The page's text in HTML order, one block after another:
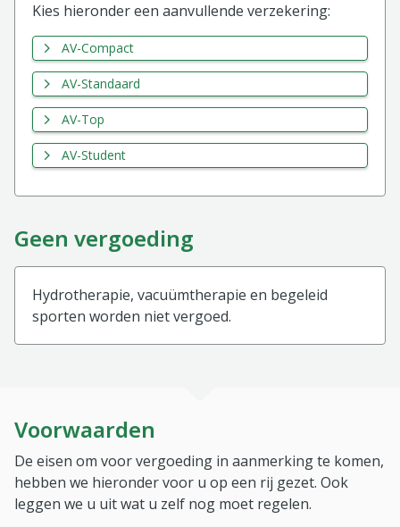
Kies hieronder een aanvullende verzekering:
AV-Compact
AV-Standaard
AV-Top
AV-Student
Geen vergoeding
Hydrotherapie, vacuümtherapie en begeleid
sporten worden niet vergoed.
Voorwaarden
De eisen om voor vergoeding in aanmerking te komen,
hebben we hieronder voor u op een rij gezet. Ook
leggen we u uit wat u zelf nog moet regelen.